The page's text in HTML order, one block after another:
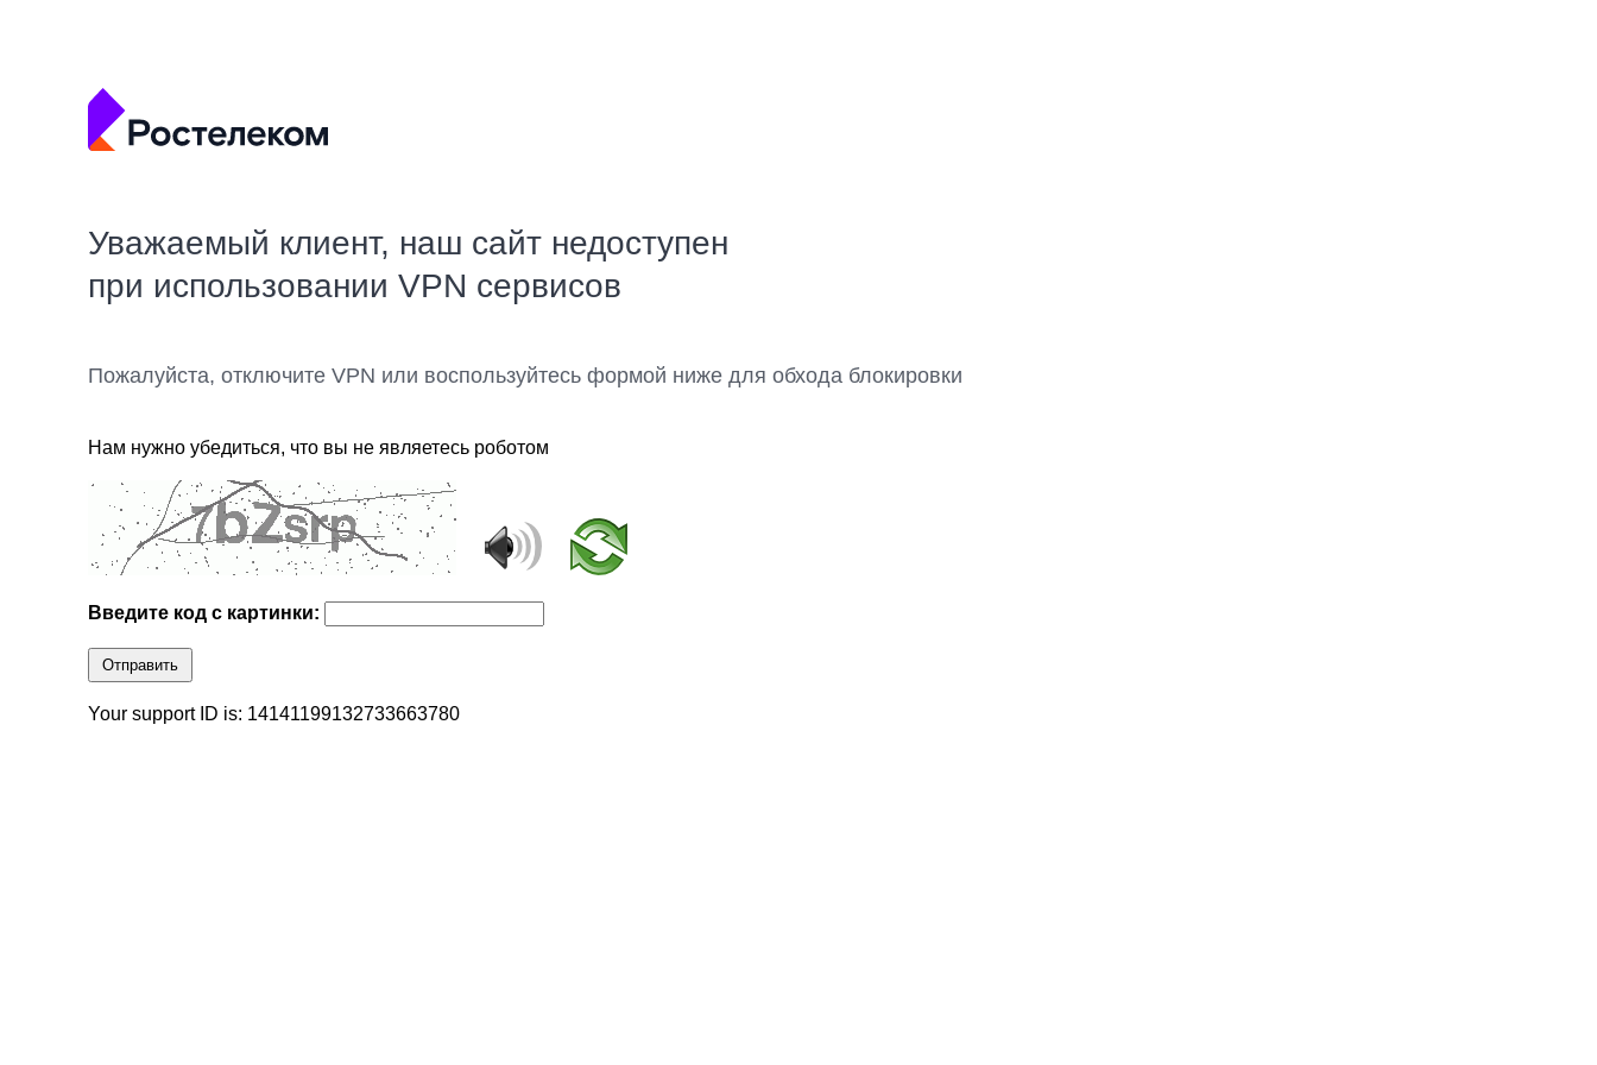
Уважаемый клиент, наш сайт недоступен
при использовании VPN сервисов
Пожалуйста, отключите VPN или воспользуйтесь формой ниже для обхода блокировки
Нам нужно убедиться, что вы не являетесь роботом
Введите код с картинки:
Отправить
Your support ID is: 14141199132733663780